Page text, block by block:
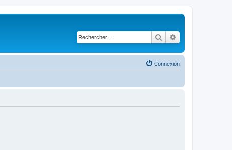
Rechercher
Connexion